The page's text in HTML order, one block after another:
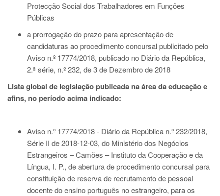
Protecção Social dos Trabalhadores em Funções
Públicas
a prorrogação do prazo para apresentação de
candidaturas ao procedimento concursal publicitado pelo
Aviso n.º 17774/2018, publicado no Diário da República,
2.ª série, n.º 232, de 3 de Dezembro de 2018
Lista global de legislação publicada na área da educação e
afins, no período acima indicado:
Aviso n.º 17774/2018 - Diário da República n.º 232/2018,
Série II de 2018-12-03, do Ministério dos Negócios
Estrangeiros – Camões – Instituto da Cooperação e da
Língua, I. P., de abertura de procedimento concursal para
constituição de reserva de recrutamento de pessoal
docente do ensino português no estrangeiro, para os